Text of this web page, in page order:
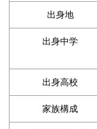
出身地
出身中学
出身高校
家族構成